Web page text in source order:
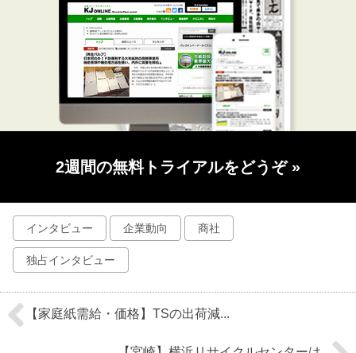
2週間の無料トライアルをどうぞ »
インタビュー 企業動向 商社
独占インタビュー
【家庭紙需給・価格】TSの出荷減...